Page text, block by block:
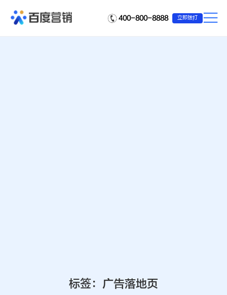
400-800-8888 立即拨打
标签：广告落地页